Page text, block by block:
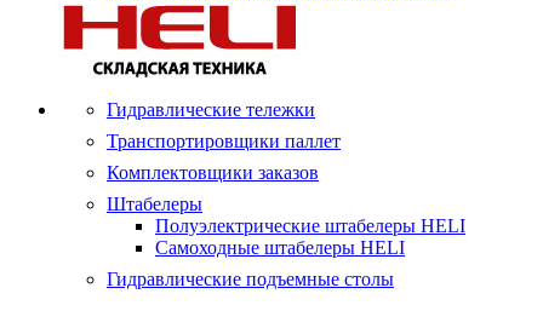
Гидравлические тележки
Транспортировщики паллет
Комплектовщики заказов
Штабелеры
Полуэлектрические штабелеры HELI
Самоходные штабелеры HELI
Гидравлические подъемные столы